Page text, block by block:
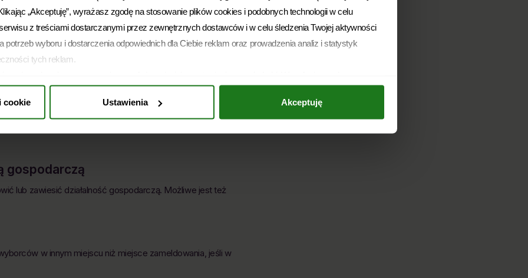
„Akceptuję”, wyrażasz zgodę na stosowanie plików cookies i podobnych technologii w celu
z treściami dostarczanymi przez zewnętrznych dostawców i w celu śledzenia Twojej aktywności
potrzeb wyboru i dostarczenia odpowiednich dla Ciebie reklam oraz prowadzenia analiz i statystyk
tych reklam.
z prawem używania plików cookies i podobnych technologii, którego dokonano na podstawie zgody
informujemy, że administratorem Twoich danych jest Soonly Finance sp. z o.o. z siedzibą w
02-092 Warszawa. W „Ustawieniach preferencji” możesz dobrowolnie w dowolnym momencie
cookie Ustawienia Akceptuję
w placówce - np. w ZUS.
o wydanie Europejskiej Karty Ubezpieczenia
złożyć wniosek online, a karta zostanie przesłana na
gospodarczą
lub zawiesić działalność gospodarczą. Możliwe jest też
w innym miejscu niż miejsce zameldowania, jeśli w